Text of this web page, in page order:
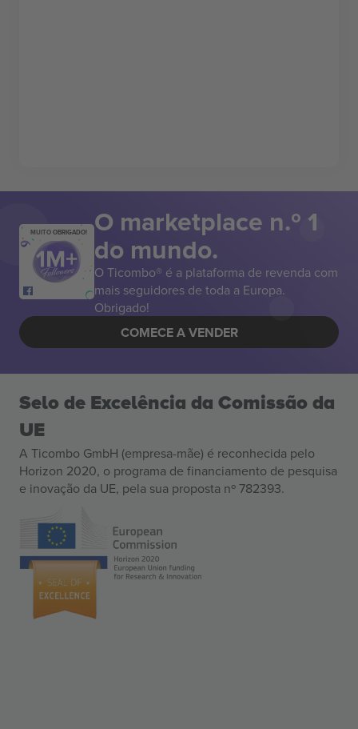
MUITO OBRIGADO! O marketplace n.º 1
do mundo.
O Ticombo® é a plataforma de revenda com
mais seguidores de toda a Europa.
Obrigado!
COMECE A VENDER
Selo de Excelência da Comissão da
UE
A Ticombo GmbH (empresa-mãe) é reconhecida pelo
Horizon 2020, o programa de financiamento de pesquisa
e inovação da UE, pela sua proposta nº 782393.